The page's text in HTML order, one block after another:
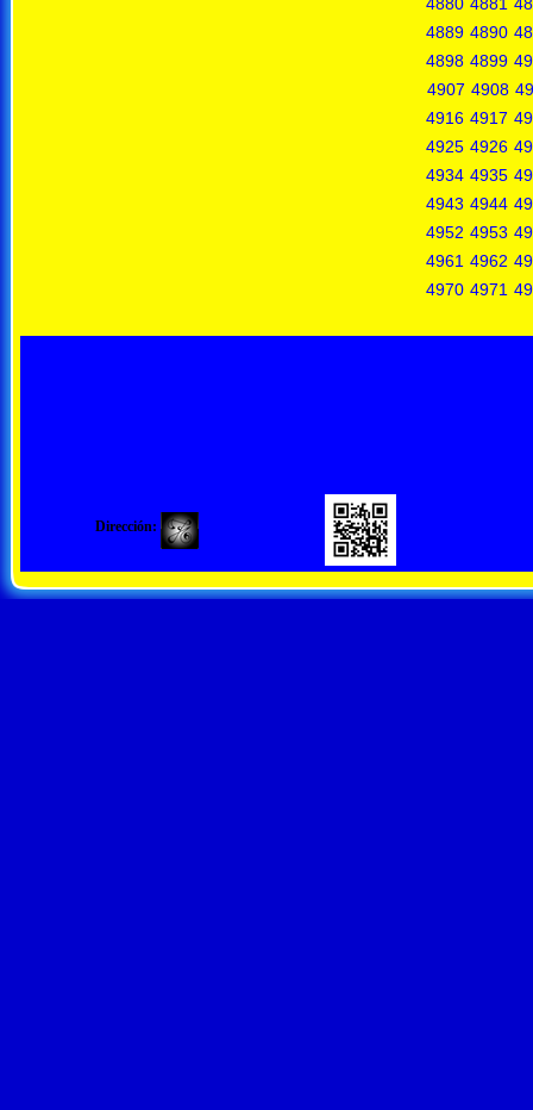
4889 4890
4898 4899
4907 4908
4916 4917
4925 4926
4934 4935
4943 4944
4952 4953
4961 4962
4970 4971
Dirección: